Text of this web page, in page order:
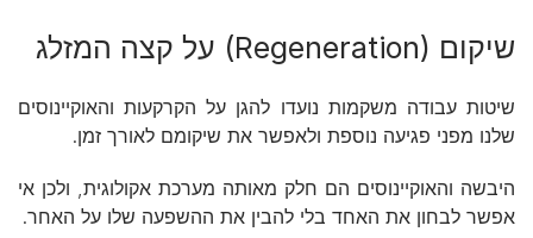
שיקום (Regeneration) על קצה המזלג
שיטות עבודה משקמות נועדו להגן על הקרקעות והאוקיינוסים
שלנו מפני פגיעה נוספת ולאפשר את שיקומם לאורך זמן.
היבשה והאוקיינוסים הם חלק מאותה מערכת אקולוגית, ולכן אי
אפשר לבחון את האחד בלי להבין את ההשפעה שלו על האחר.